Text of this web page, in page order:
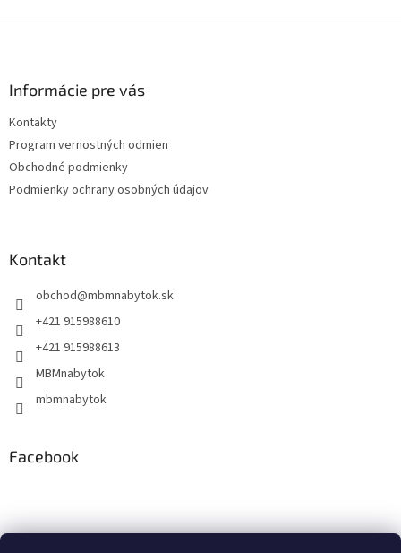
Informácie pre vás
Kontakty
Program vernostných odmien
Obchodné podmienky
Podmienky ochrany osobných údajov
Kontakt
obchod@mbmnabytok.sk
+421 915988610
+421 915988613
MBMnabytok
mbmnabytok
Facebook
Nákupný košík